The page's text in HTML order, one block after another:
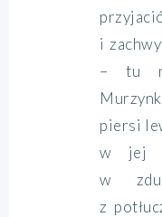
i
– tu
piersi
w jej
w
z